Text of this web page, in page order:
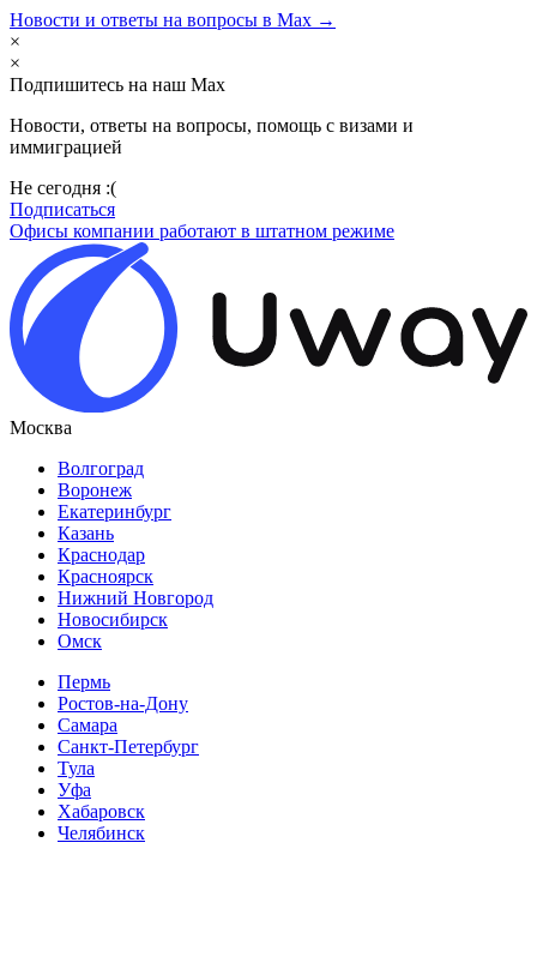
Новости и ответы на вопросы в Max →
×
×
Подпишитесь на наш Max
Новости, ответы на вопросы, помощь с визами и
иммиграцией
Не сегодня :(
Подписаться
Офисы компании работают в штатном режиме
Москва
Волгоград
Воронеж
Екатеринбург
Казань
Краснодар
Красноярск
Нижний Новгород
Новосибирск
Омск
Пермь
Ростов-на-Дону
Самара
Санкт-Петербург
Тула
Уфа
Хабаровск
Челябинск